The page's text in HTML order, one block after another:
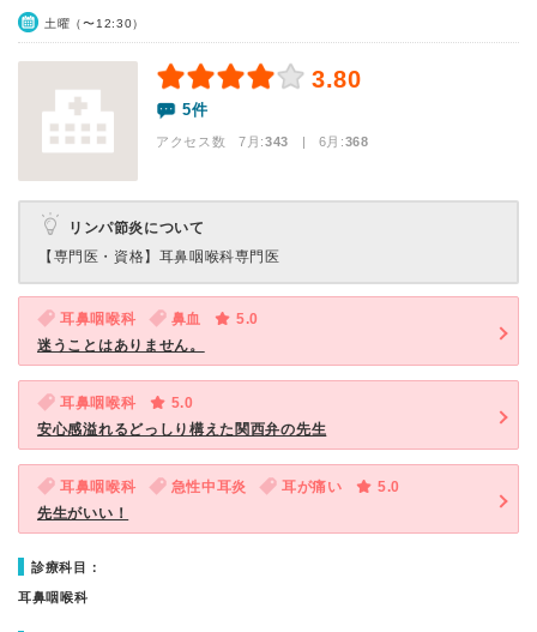
土曜（〜12:30）
3.80
5件
アクセス数 7月:343 | 6月:368
リンパ節炎について
【専門医・資格】 耳鼻咽喉科専門医
耳鼻咽喉科 鼻血
5.0
迷うことはありません。
耳鼻咽喉科
5.0
安心感溢れるどっしり構えた関西弁の先生
耳鼻咽喉科 急性中耳炎 耳が痛い
5.0
先生がいい！
診療科目：
耳鼻咽喉科